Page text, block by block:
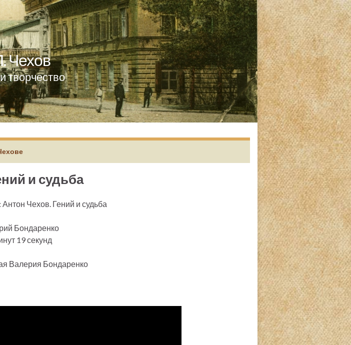
Чехов
творчество
и судьба
Антон Чехов. Гений и судьба
Бондаренко
19 секунд
Валерия Бондаренко